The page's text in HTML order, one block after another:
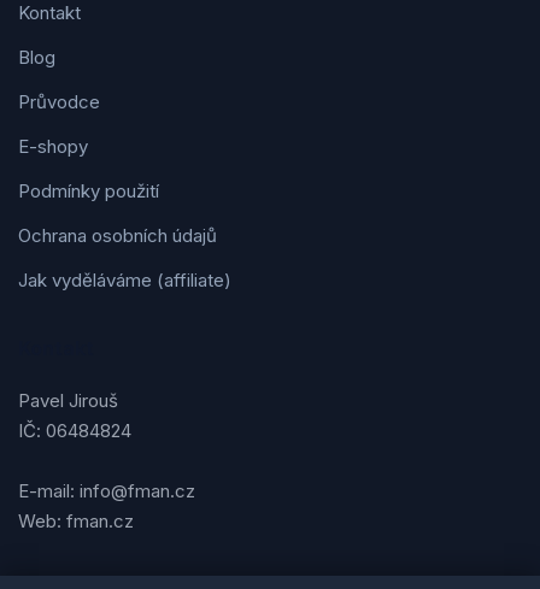
Kontakt
Blog
Průvodce
E-shopy
Podmínky použití
Ochrana osobních údajů
Jak vyděláváme (affiliate)
Pavel Jirouš
IČ: 06484824
E-mail: info@fman.cz
Web: fman.cz